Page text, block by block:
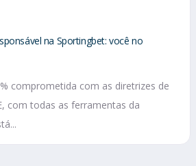
na Sportingbet: você no
comprometida com as diretrizes de
com todas as ferramentas da